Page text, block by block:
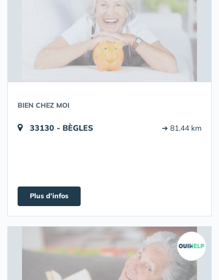
BIEN CHEZ MOI
33130 - BÈGLES ➔ 81.44 km
Plus d'infos